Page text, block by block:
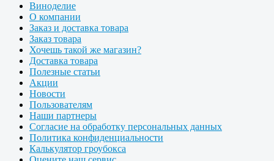
Виноделие
О компании
Заказ и доставка товара
Заказ товара
Хочешь такой же магазин?
Доставка товара
Полезные статьи
Акции
Новости
Пользователям
Наши партнеры
Согласие на обработку персональных данных
Политика конфиденциальности
Калькулятор гроубокса